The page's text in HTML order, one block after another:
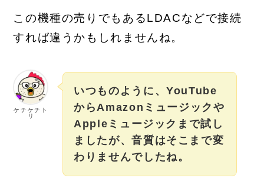
この機種の売りでもあるLDACなどで接続
すれば違うかもしれませんね。
ケチケチト
リ
いつものように、YouTube
からAmazonミュージックや
Appleミュージックまで試し
ましたが、音質はそこまで変
わりませんでしたね。